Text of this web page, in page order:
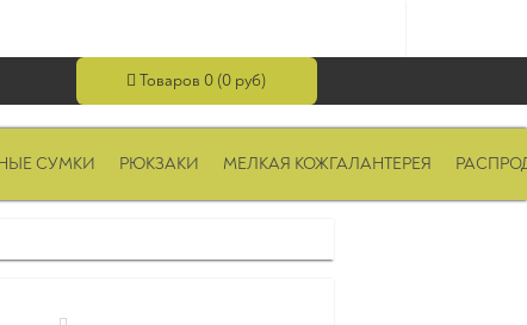
Товаров 0 (0 руб)
СУМКИ РЮКЗАКИ МЕЛКАЯ КОЖГАЛАНТЕРЕЯ